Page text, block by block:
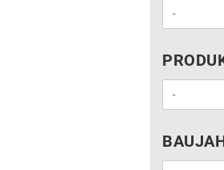
PRODUKTE
BAUJAHR